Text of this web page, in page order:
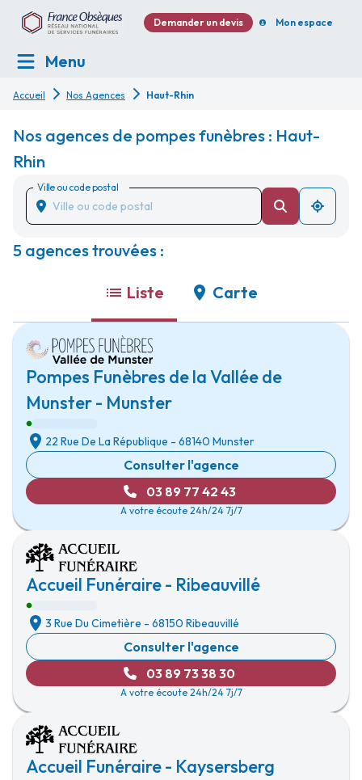
Demander un devis Mon espace
Menu
Accueil Nos Agences Haut-Rhin
Nos agences de pompes funèbres : Haut-
Rhin
Ville ou code postal
5 agences trouvées :
Liste Carte
Pompes Funèbres de la Vallée de
Munster - Munster
22 Rue De La République - 68140 Munster
Consulter l'agence
03 89 77 42 43
A votre écoute 24h/24 7j/7
Accueil Funéraire - Ribeauvillé
3 Rue Du Cimetière - 68150 Ribeauvillé
Consulter l'agence
03 89 73 38 30
A votre écoute 24h/24 7j/7
Accueil Funéraire - Kaysersberg